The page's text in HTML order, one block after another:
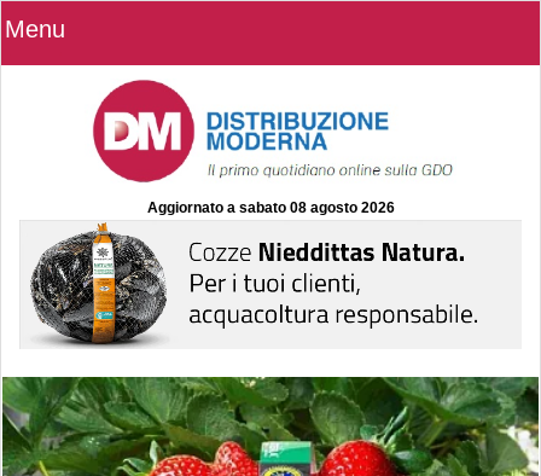
Menu
Aggiornato a sabato 08 agosto 2026